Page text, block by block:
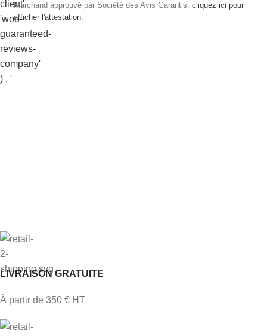
Marchand approuvé par Société des Avis Garantis, cliquez ici pour
afficher l'attestation.
LIVRAISON GRATUITE
À partir de 350 € HT